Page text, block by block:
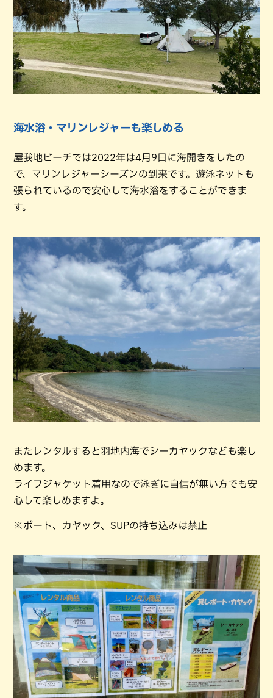
海水浴・マリンレジャーも楽しめる
屋我地ビーチでは2022年は4月9日に海開きをしたの
で、マリンレジャーシーズンの到来です。遊泳ネットも
張られているので安心して海水浴をすることができま
す。
またレンタルすると羽地内海でシーカヤックなども楽し
めます。
ライフジャケット着用なので泳ぎに自信が無い方でも安
心して楽しめますよ。
※ボート、カヤック、SUPの持ち込みは禁止